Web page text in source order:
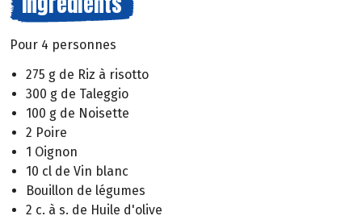
Pour 4 personnes
275 g de Riz à risotto
300 g de Taleggio
100 g de Noisette
2 Poire
1 Oignon
10 cl de Vin blanc
Bouillon de légumes
2 c. à s. de Huile d'olive